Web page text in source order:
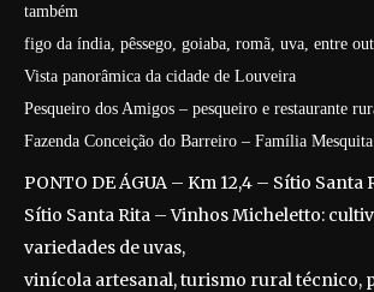
também
figo da índia, pêssego, goiaba, romã, uva, entre
Vista panorâmica da cidade de Louveira
Pesqueiro dos Amigos – pesqueiro e restaurante
Fazenda Conceição do Barreiro – Família Mesquita
PONTO DE ÁGUA – Km 12,4 – Sítio Santa
Sítio Santa Rita – Vinhos Micheletto:
variedades de uvas,
vinícola artesanal, turismo rural técnico,